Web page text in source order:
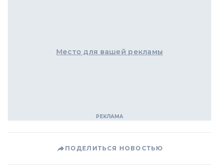
Место для вашей рекламы
ПОДЕЛИТЬСЯ НОВОСТЬЮ